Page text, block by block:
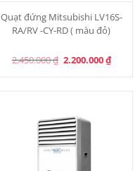
Quạt đứng Mitsubishi LV16S-
RA/RV -CY-RD ( màu đỏ)
2.450.000₫ Original
price
2.200.000₫
price